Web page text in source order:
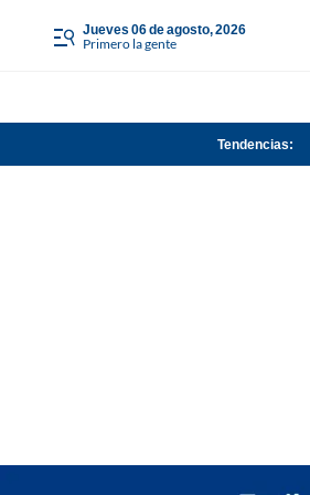
jueves 06 de agosto, 2026
Primero la gente
Tendencias: